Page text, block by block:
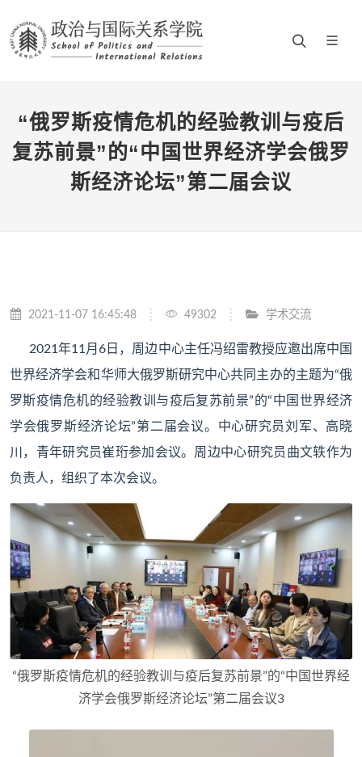
“俄罗斯疫情危机的经验教训与疫后
复苏前景”的“中国世界经济学会俄罗
斯经济论坛”第二届会议
2021-11-07 16:45:48 49302 学术交流
2021年11月6日，周边中心主任冯绍雷教授应邀出席中国
世界经济学会和华师大俄罗斯研究中心共同主办的主题为“俄
罗斯疫情危机的经验教训与疫后复苏前景”的“中国世界经济
学会俄罗斯经济论坛”第二届会议。中心研究员刘军、高晓
川，青年研究员崔珩参加会议。周边中心研究员曲文轶作为
负责人，组织了本次会议。
“俄罗斯疫情危机的经验教训与疫后复苏前景”的“中国世界经
济学会俄罗斯经济论坛”第二届会议3